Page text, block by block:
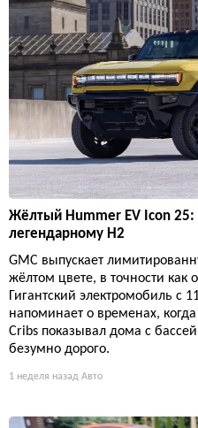
Жёлтый Hummer EV Icon 25:
легендарному H2
GMC выпускает
жёлтом цвете, в точности как
Гигантский электромобиль
напоминает о временах,
Cribs показывал дома с
безумно дорого.
1 неделя назад Авто